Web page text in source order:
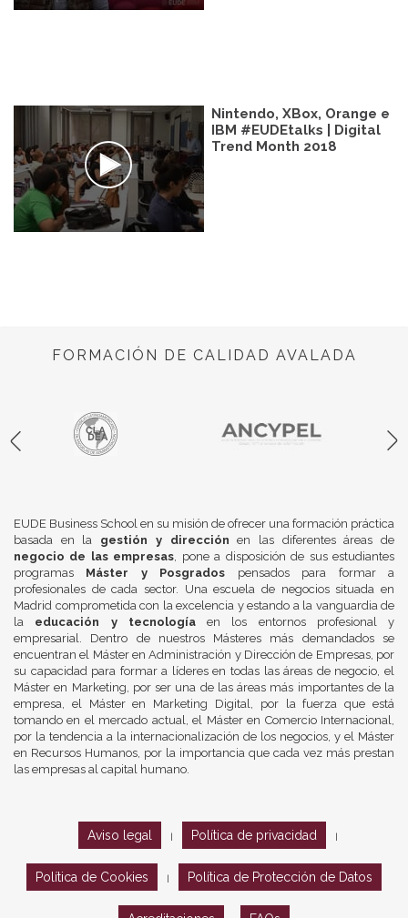
Nintendo, XBox, Orange e
IBM #EUDEtalks | Digital
Trend Month 2018
FORMACIÓN DE CALIDAD AVALADA
EUDE Business School en su misión de ofrecer una formación práctica
basada en la gestión y dirección en las diferentes áreas de
negocio de las empresas, pone a disposición de sus estudiantes
programas Máster y Posgrados pensados para formar a
profesionales de cada sector. Una escuela de negocios situada en
Madrid comprometida con la excelencia y estando a la vanguardia de
la educación y tecnologíaen los entornos profesional y
empresarial. Dentro de nuestros Másteres más demandados se
encuentran el Máster en Administración y Dirección de Empresas, por
su capacidad para formar a líderes en todas las áreas de negocio, el
Máster en Marketing, por ser una de las áreas más importantes de la
empresa, el Máster en Marketing Digital, por la fuerza que está
tomando en el mercado actual, el Máster en Comercio Internacional,
por la tendencia a la internacionalización de los negocios, y el Máster
en Recursos Humanos, por la importancia que cada vez más prestan
las empresas al capital humano.
Aviso legal Política de privacidad
Política de Cookies Política de Protección de Datos